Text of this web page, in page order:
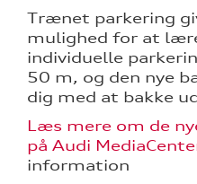
Trænet parkering
mulighed for at
individuelle
50 m, og den nye
dig med at bakke
Læs mere om de
på Audi
information